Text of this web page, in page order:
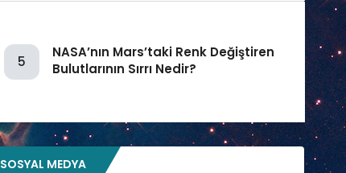
5
NASA’nın Mars’taki Renk Değiştiren
Bulutlarının Sırrı Nedir?
SOSYAL MEDYA